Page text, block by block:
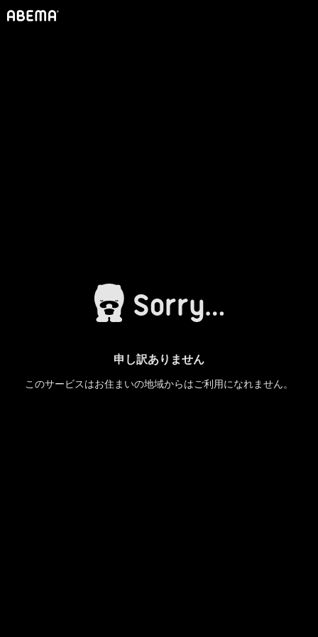
申し訳ありません
このサービスはお住まいの地域からはご利用になれません。